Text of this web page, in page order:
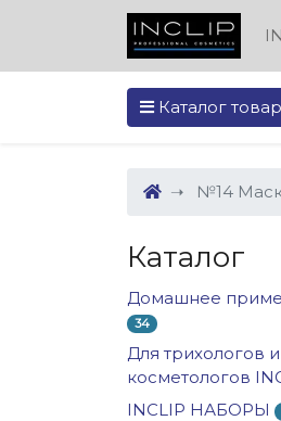
Каталог
№14
Каталог
Домашнее
34
Для трихологов и
косметологов
INCLIP НАБОРЫ